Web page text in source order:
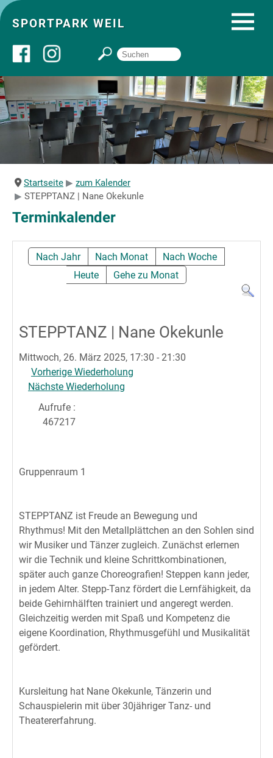
SPORTPARK WEIL
Über uns
Startseite
Angebote
Sportpark
Startseite
zum Kalender
STEPPTANZ | Nane Okekunle
Terminkalender
Nach Jahr Nach Monat
Nach Woche
Heute
Gehe zu Monat
STEPPTANZ | Nane Okekunle
Mittwoch, 26. März 2025, 17:30 - 21:30
Vorherige Wiederholung
Nächste Wiederholung
Aufrufe:
467217
Gruppenraum 1
STEPPTANZ ist Freude an Bewegung und
Rhythmus! Mit den Metallplättchen an den Sohlen sind
wir Musiker und Tänzer zugleich. Zunächst erlernen
wir die Technik und kleine Schrittkombinationen,
später auch ganze Choreografien! Steppen kann jeder,
in jedem Alter. Stepp-Tanz fördert die Lernfähigkeit, da
beide Gehirnhälften trainiert und angeregt werden.
Gleichzeitig werden mit Spaß und Kompetenz die
eigene Koordination, Rhythmusgefühl und Musikalität
gefördert.
Kursleitung hat Nane Okekunle, Tänzerin und
Schauspielerin mit über 30jähriger Tanz- und
Theatererfahrung.